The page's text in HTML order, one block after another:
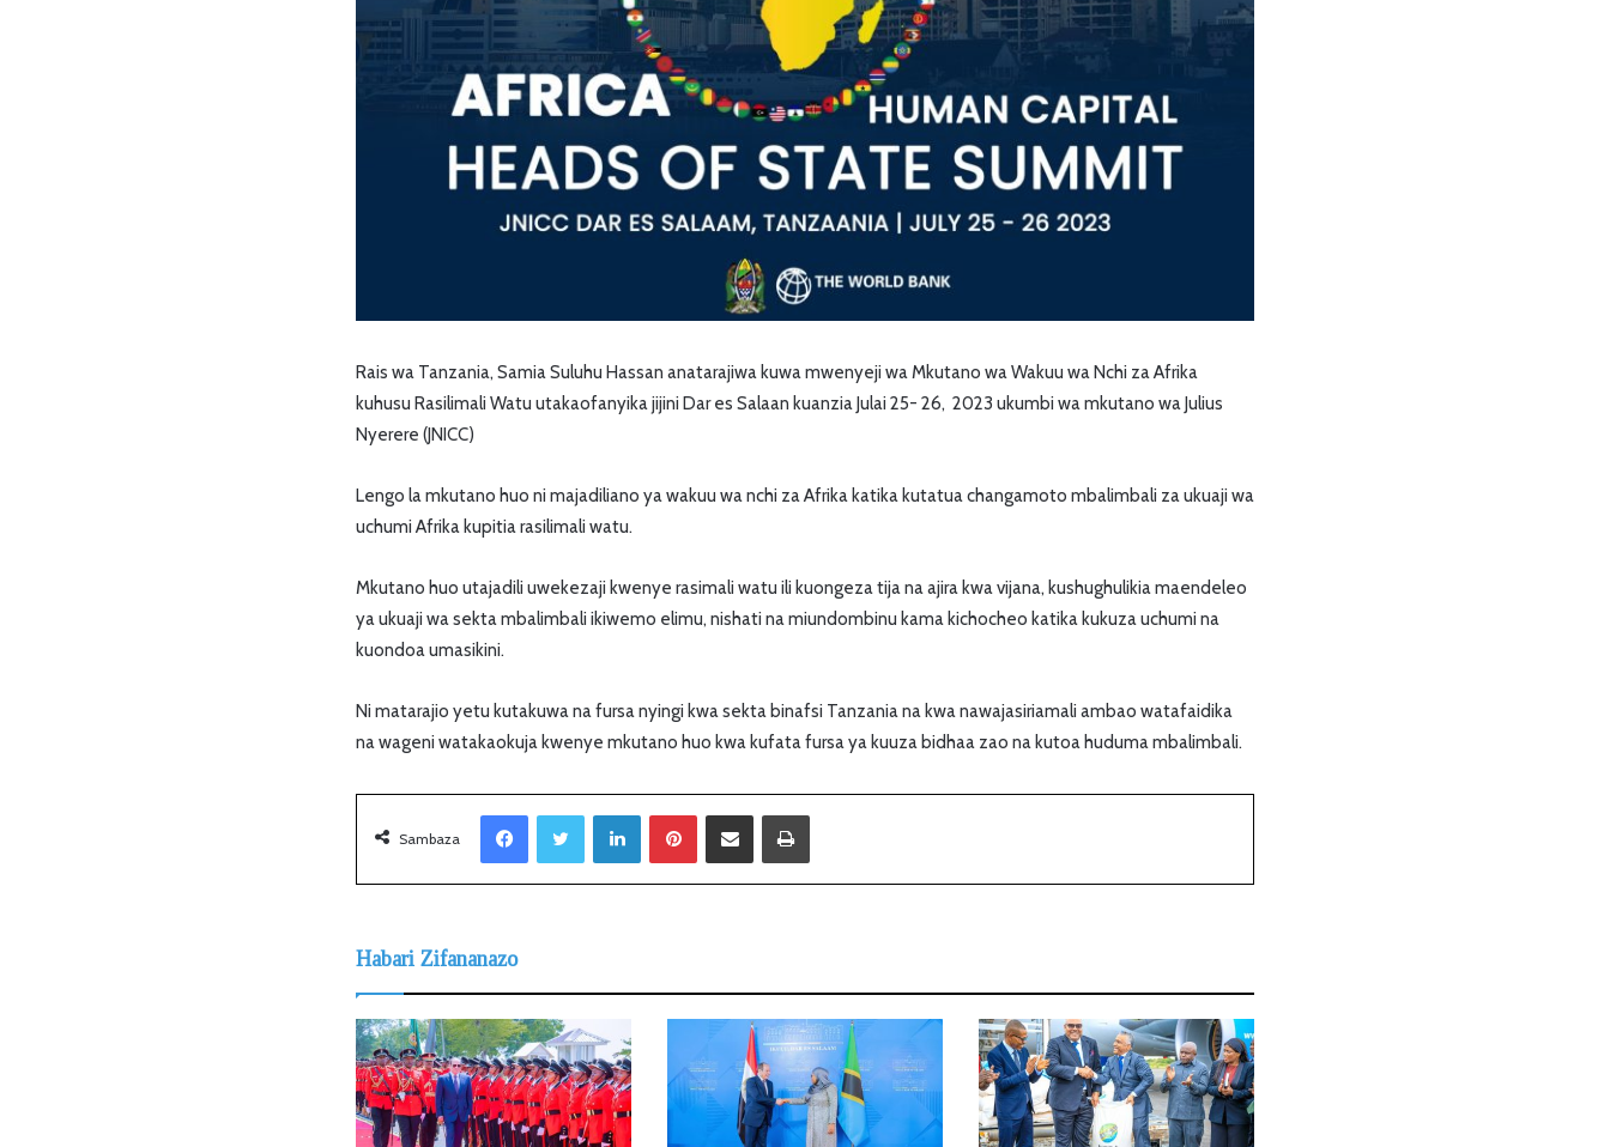
Rais wa Tanzania, Samia Suluhu Hassan anatarajiwa kuwa mwenyeji wa Mkutano wa Wakuu wa Nchi za Afrika
kuhusu Rasilimali Watu utakaofanyika jijini Dar es Salaan kuanzia Julai 25- 26, 2023 ukumbi wa mkutano wa Julius
Nyerere (JNICC)
Lengo la mkutano huo ni majadiliano ya wakuu wa nchi za Afrika katika kutatua changamoto mbalimbali za ukuaji wa
uchumi Afrika kupitia rasilimali watu.
Mkutano huo utajadili uwekezaji kwenye rasimali watu ili kuongeza tija na ajira kwa vijana, kushughulikia maendeleo
ya ukuaji wa sekta mbalimbali ikiwemo elimu, nishati na miundombinu kama kichocheo katika kukuza uchumi na
kuondoa umasikini.
Ni matarajio yetu kutakuwa na fursa nyingi kwa sekta binafsi Tanzania na kwa nawajasiriamali ambao watafaidika
na wageni watakaokuja kwenye mkutano huo kwa kufata fursa ya kuuza bidhaa zao na kutoa huduma mbalimbali.
Sambaza
LinkedIn Sambaza kupitia barua pepe
Habari Zifananazo